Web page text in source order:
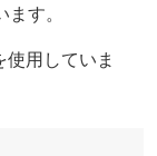
す。
用していま